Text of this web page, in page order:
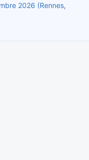
2026 (Rennes,